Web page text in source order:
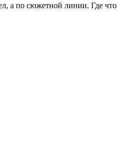
а по сюжетной линии. Где что